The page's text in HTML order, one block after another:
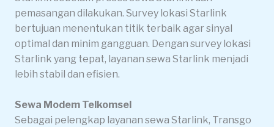
pemasangan dilakukan. Survey lokasi Starlink
bertujuan menentukan titik terbaik agar sinyal
optimal dan minim gangguan. Dengan survey lokasi
Starlink yang tepat, layanan sewa Starlink menjadi
lebih stabil dan efisien.
Sewa Modem Telkomsel
Sebagai pelengkap layanan sewa Starlink, Transgo